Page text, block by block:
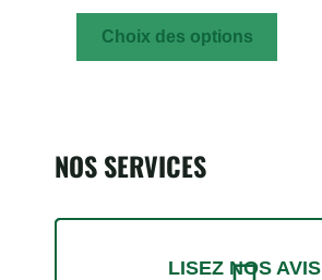
Choix des options
NOS SERVICES
LISEZ NOS AVIS